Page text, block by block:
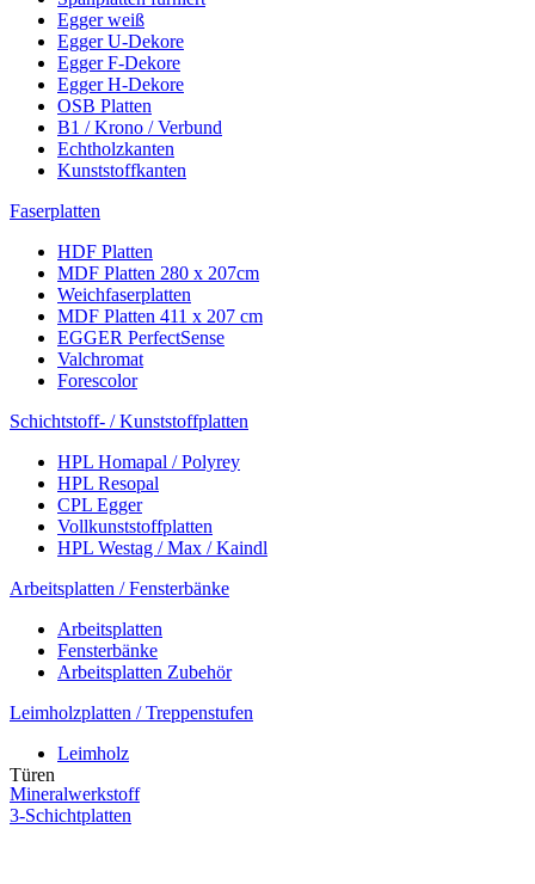
Egger weiß
Egger U-Dekore
Egger F-Dekore
Egger H-Dekore
OSB Platten
B1 / Krono / Verbund
Echtholzkanten
Kunststoffkanten
Faserplatten
HDF Platten
MDF Platten 280 x 207cm
Weichfaserplatten
MDF Platten 411 x 207 cm
EGGER PerfectSense
Valchromat
Forescolor
Schichtstoff- / Kunststoffplatten
HPL Homapal / Polyrey
HPL Resopal
CPL Egger
Vollkunststoffplatten
HPL Westag / Max / Kaindl
Arbeitsplatten / Fensterbänke
Arbeitsplatten
Fensterbänke
Arbeitsplatten Zubehör
Leimholzplatten / Treppenstufen
Leimholz
Mineralwerkstoff
3-Schichtplatten
Türen